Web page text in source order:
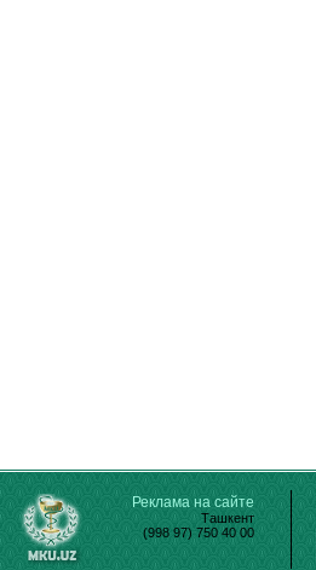
Реклама на сайте
Ташкент
(998 97) 750 40 00